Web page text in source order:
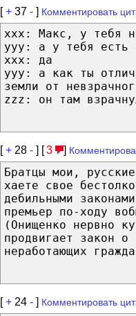
[+ 37 - ] Комментировать
ххх: Макс, у тебя
ууу: а у тебя есть
ххх: да
yyy: а как ты
земли от
zzz: он там
[+ 28 - ] [3 ]
Братцы мои,
хаете свое
дебильными
премьер по-ходу
(Онищенко нервно
продвигает закон о
неработающих
[+ 24 - ] Комментировать